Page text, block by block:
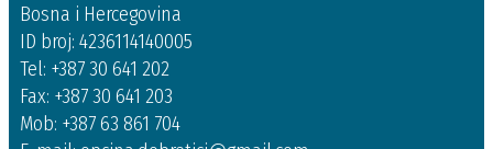
Bosna i Hercegovina
ID broj: 4236114140005
Tel: +387 30 641 202
Fax: +387 30 641 203
Mob: +387 63 861 704